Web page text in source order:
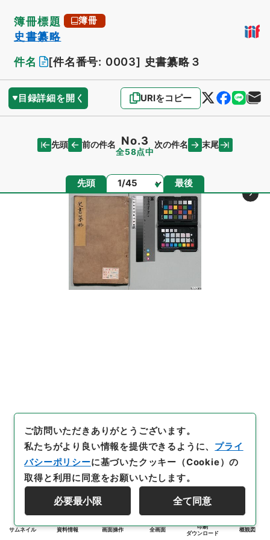
簿冊標題 簿冊
史書纂略
件名
[件名番号: 0003] 史書纂略３
目録詳細を開く URIをコピー
先頭 前の件名 No.3
全58点中
次の件名 末尾
先頭 ページ 最後
サムネイル 資料情報 画面操作 全画面
印刷
ダウンロード
概観図
ご訪問いただきありがとうございます。
私たちがより良い情報を提供できるように、 プライ
バシーポリシーに基づいたクッキー（Cookie）の
取得と利用に同意をお願いいたします。
必要最小限 全て同意